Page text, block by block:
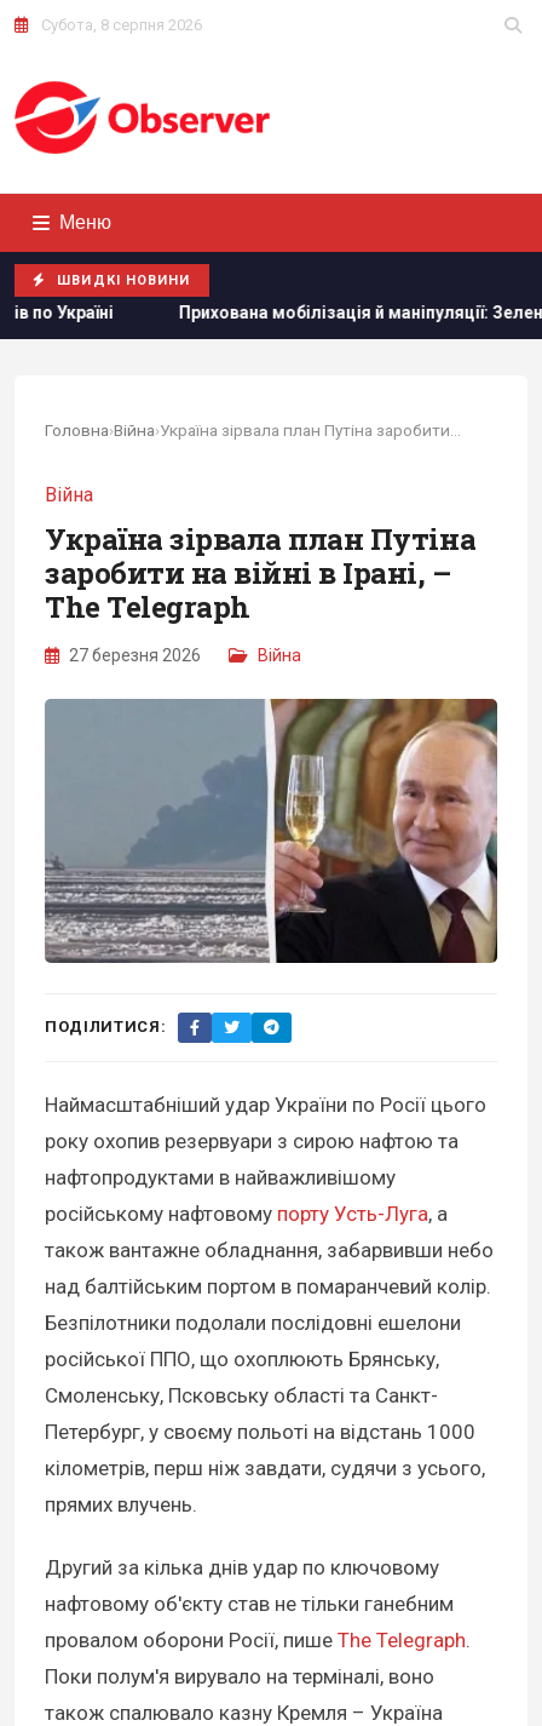
Субота, 8 серпня 2026
Меню
ШВИДКІ НОВИНИ
мобілізація й маніпуляції: Зеленський розкрив подальші
Головна›Війна›
Війна
Україна зірвала план Путіна
заробити на війні в Ірані, –
The Telegraph
27 березня 2026 Війна
ПОДІЛИТИСЯ:
Наймасштабніший удар України по Росії цього
року охопив резервуари з сирою нафтою та
нафтопродуктами в найважливішому
російському нафтовому порту Усть-Луга, а
також вантажне обладнання, забарвивши небо
над балтійським портом в помаранчевий колір.
Безпілотники подолали послідовні ешелони
російської ППО, що охоплюють Брянську,
Смоленську, Псковську області та Санкт-
Петербург, у своєму польоті на відстань 1000
кілометрів, перш ніж завдати, судячи з усього,
прямих влучень.
Другий за кілька днів удар по ключовому
нафтовому об'єкту став не тільки ганебним
провалом оборони Росії, пише The Telegraph.
Поки полум'я вирувало на терміналі, воно
також спалювало казну Кремля – Україна